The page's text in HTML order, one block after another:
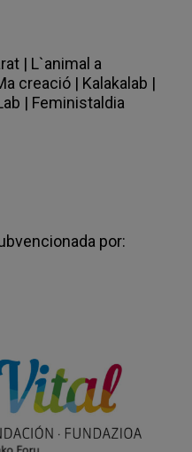
| L`animal a
creació | Kalakalab |
| Feministaldia
por: